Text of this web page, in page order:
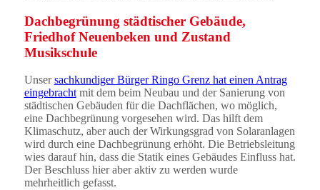
Dachbegrünung städtischer Gebäude,
Friedhof Neuenbeken und Zustand
Musikschule
Unsersachkundiger Bürger Ringo Grenz hat einen Antrag
eingebrachtmit dem beim Neubau und der Sanierung von
städtischen Gebäuden für die Dachflächen, wo möglich,
eine Dachbegrünung vorgesehen wird. Das hilft dem
Klimaschutz, aber auch der Wirkungsgrad von Solaranlagen
wird durch eine Dachbegrünung erhöht. Die Betriebsleitung
wies darauf hin, dass die Statik eines Gebäudes Einfluss hat.
Der Beschluss hier aber aktiv zu werden wurde
mehrheitlich gefasst.